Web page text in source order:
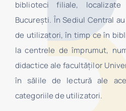
biblioteci filiale,
Bucureşti. În Sediul Central
de utilizatori, în timp ce în
la centrele de împrumut,
didactice ale facultăților
în sălile de lectură ale
categoriile de utilizatori.